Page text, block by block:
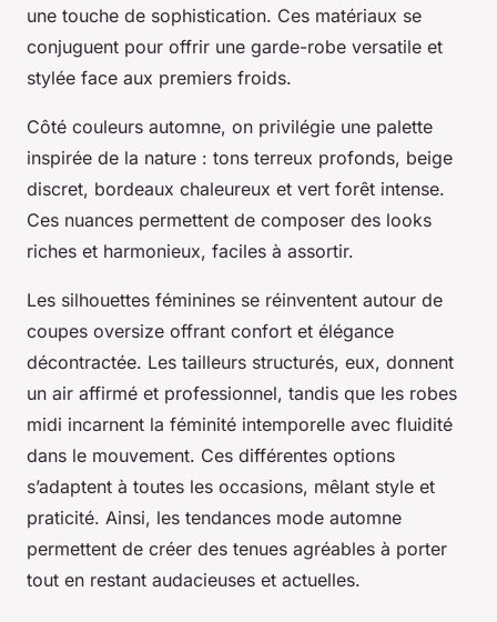
une touche de sophistication. Ces matériaux se
conjuguent pour offrir une garde-robe versatile et
stylée face aux premiers froids.
Côté couleurs automne, on privilégie une palette
inspirée de la nature : tons terreux profonds, beige
discret, bordeaux chaleureux et vert forêt intense.
Ces nuances permettent de composer des looks
riches et harmonieux, faciles à assortir.
Les silhouettes féminines se réinventent autour de
coupes oversize offrant confort et élégance
décontractée. Les tailleurs structurés, eux, donnent
un air affirmé et professionnel, tandis que les robes
midi incarnent la féminité intemporelle avec fluidité
dans le mouvement. Ces différentes options
s’adaptent à toutes les occasions, mêlant style et
praticité. Ainsi, les tendances mode automne
permettent de créer des tenues agréables à porter
tout en restant audacieuses et actuelles.